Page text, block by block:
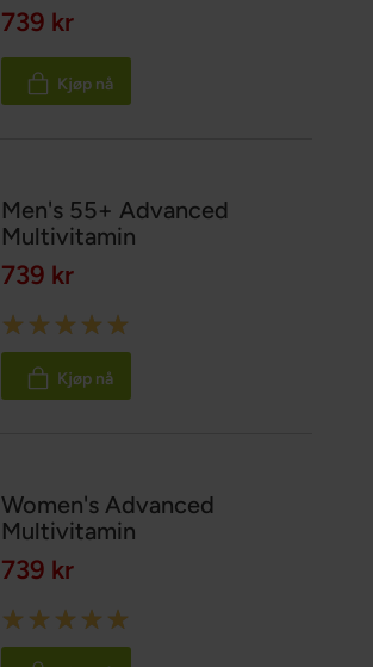
739 kr
Kjøp nå
Men's 55+ Advanced
Multivitamin
739 kr
Rating:
100%
Kjøp nå
Women's Advanced
Multivitamin
739 kr
Rating:
100%